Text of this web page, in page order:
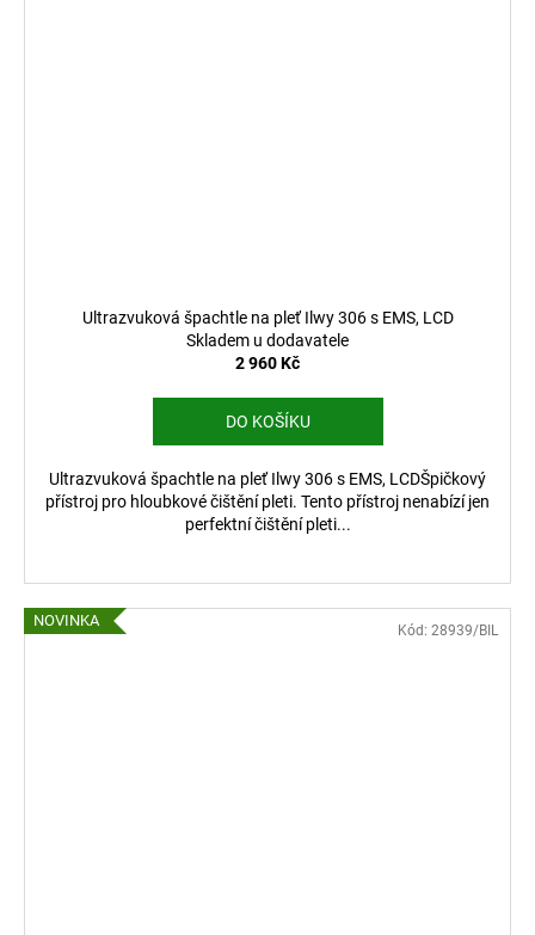
Ultrazvuková špachtle na pleť Ilwy 306 s EMS, LCD
Skladem u dodavatele
2 960 Kč
DO KOŠÍKU
Ultrazvuková špachtle na pleť Ilwy 306 s EMS, LCDŠpičkový
přístroj pro hloubkové čištění pleti. Tento přístroj nenabízí jen
perfektní čištění pleti...
NOVINKA
Kód: 28939/BIL